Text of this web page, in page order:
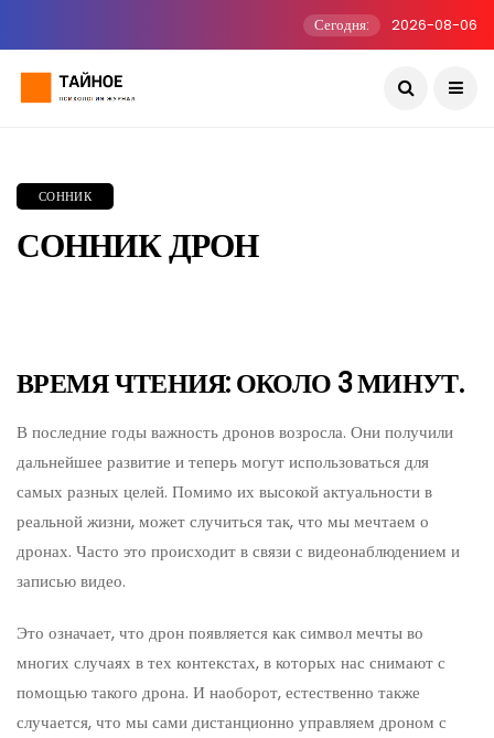
Сегодня: 2026-08-06
СОННИК
СОННИК ДРОН
ВРЕМЯ ЧТЕНИЯ: ОКОЛО 3 МИНУТ.
В последние годы важность дронов возросла. Они получили
дальнейшее развитие и теперь могут использоваться для
самых разных целей. Помимо их высокой актуальности в
реальной жизни, может случиться так, что мы мечтаем о
дронах. Часто это происходит в связи с видеонаблюдением и
записью видео.
Это означает, что дрон появляется как символ мечты во
многих случаях в тех контекстах, в которых нас снимают с
помощью такого дрона. И наоборот, естественно также
случается, что мы сами дистанционно управляем дроном с